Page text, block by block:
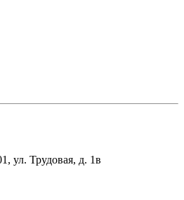
ул. Трудовая, д. 1в